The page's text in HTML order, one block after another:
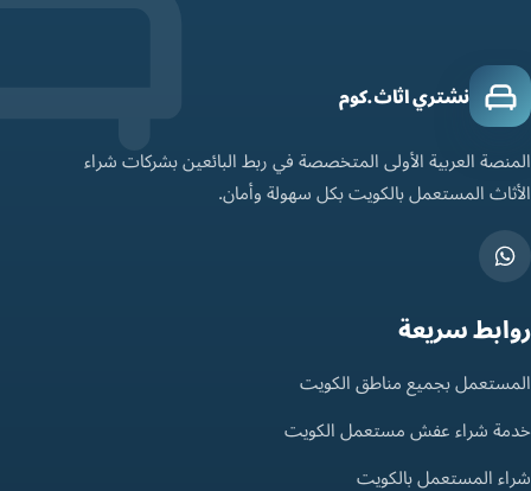
نشتري اثاث.كوم
المنصة العربية الأولى المتخصصة في ربط البائعين بشركات شراء
الأثاث المستعمل بالكويت بكل سهولة وأمان.
روابط سريعة
المستعمل بجميع مناطق الكويت
خدمة شراء عفش مستعمل الكويت
شراء المستعمل بالكويت